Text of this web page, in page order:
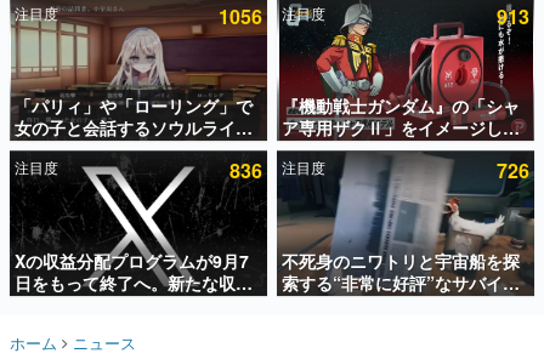
電ファミのいま読まれている記事ランキング
アプリセール情報
インタビュー
連載・特集一覧
殿堂入り記事
SNS拡散数が数千以上！ ページビュー数万以上！ などな
ど。多くの人々に読まれた、電ファミ渾身の“殿堂入り”記
事をまとめました。
名作ゲームクリエイターの方々に製作時のエピソードをお
注目度 1056
「パリィ」や「ローリング」で
女の子と会話するソウルライク
恋愛ゲーム『小早川さんはソウ
ルライク』無料公開。返事に失
敗すると「YOU DIED」
注目度 913
『機動戦士ガンダム』の「シャ
ア専用ザクⅡ」をイメージした
散水ホースリールが予約開始。
本体にはシャアのパーソナルマ
ークやジオン公国軍のエンブレ
ム、型式番号などを配置
注目度 836
Xの収益分配プログラムが9月7
日をもって終了へ。新たな収益
化制度「Original Content
注目度 726
不死身のニワトリと宇宙船を探
索する“非常に好評”なサバイバ
ルゲーム『Breathedge』が無
ホーム ニュース